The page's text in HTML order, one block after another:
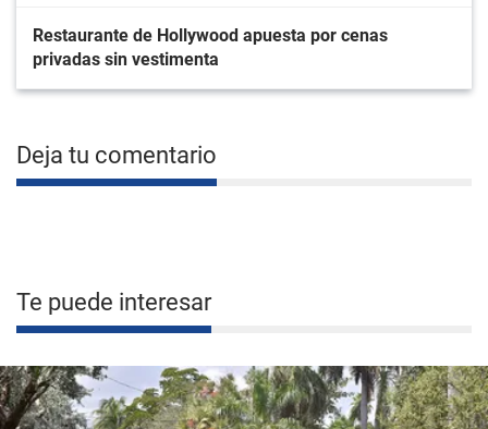
Restaurante de Hollywood apuesta por cenas
privadas sin vestimenta
Deja tu comentario
Te puede interesar